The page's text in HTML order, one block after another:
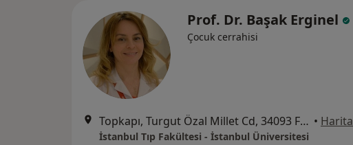
Prof. Dr. Başak Erginel
Çocuk cerrahisi
Topkapı, Turgut Özal Millet Cd, 34093 Fatih/İstanbul, İstanbul • Harita
İstanbul Tıp Fakültesi - İstanbul Üniversitesi